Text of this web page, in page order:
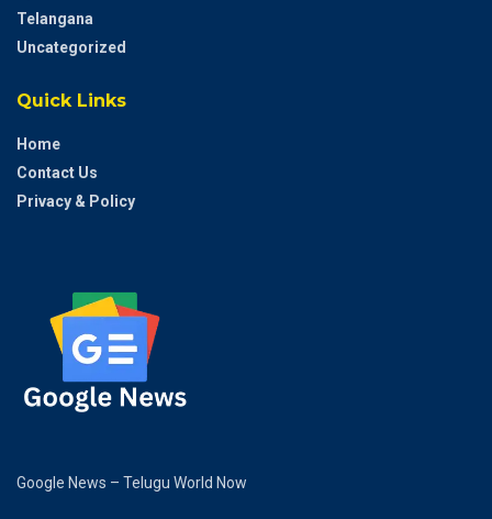
Telangana
Uncategorized
Quick Links
Home
Contact Us
Privacy & Policy
Google News – Telugu World Now